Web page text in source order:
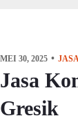
MEI 30, 2025
Jasa
Gresik